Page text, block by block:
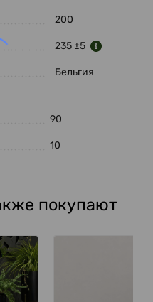
200
235 ±5
Бельгия
90
10
покупают